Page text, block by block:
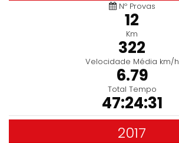
Nº Provas
12
Km
322
Velocidade Média km/h
6.79
Total Tempo
47:24:31
2017